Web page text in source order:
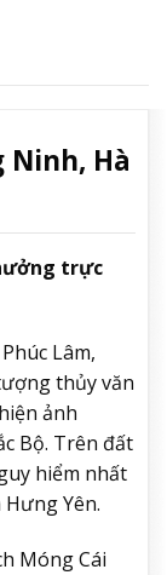
Ninh, Hà
trực
Lâm,
thủy văn
hiện ảnh
Bộ. Trên đất
hiểm nhất
Yên.
Móng Cái